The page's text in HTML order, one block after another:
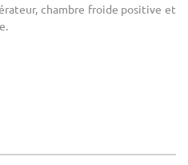
chambre froide positive et